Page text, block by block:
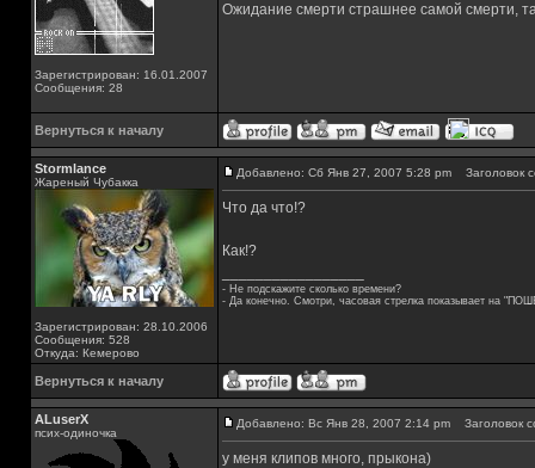
Зарегистрирован: 16.01.2007
Сообщения: 28
Ожидание смерти страшнее самой смерти,
Вернуться к началу
Stormlance
Жареный Чубакка
Зарегистрирован: 28.10.2006
Сообщения: 528
Откуда: Кемерово
Добавлено: Сб Янв 27, 2007 5:28 pm Заголовок
Что да что!?
Как!?
- Не подскажите сколько времени?
- Да конечно. Смотри, часовая стрелка показывает на
Вернуться к началу
ALuserX
псих-одиночка
Добавлено: Вс Янв 28, 2007 2:14 pm Заголовок
у меня клипов много, прыкона)